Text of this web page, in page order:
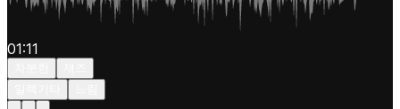
01:11